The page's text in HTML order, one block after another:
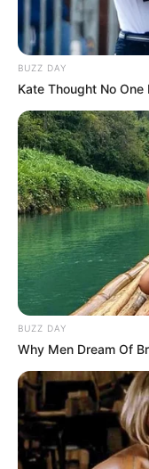
BUZZ DAY
Kate Thought No
BUZZ DAY
Why Men Dream Of